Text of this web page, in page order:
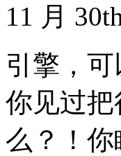
11 月
引擎，
你见过
么？！